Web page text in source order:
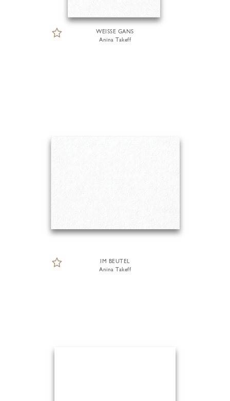
WEISSE GANS
Anina Takeff
IM BEUTEL
Anina Takeff